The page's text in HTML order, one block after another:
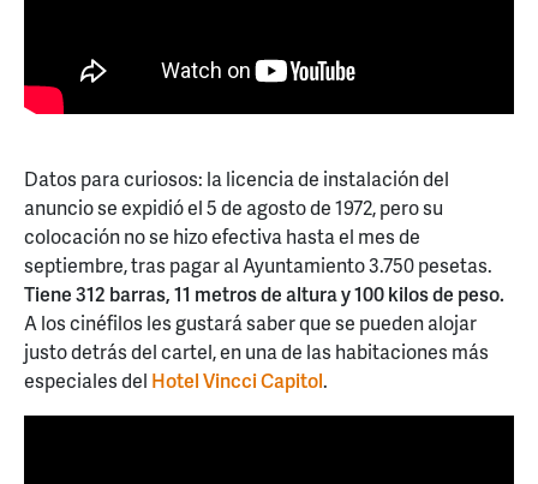
Datos para curiosos: la licencia de instalación del
anuncio se expidió el 5 de agosto de 1972, pero su
colocación no se hizo efectiva hasta el mes de
septiembre, tras pagar al Ayuntamiento 3.750 pesetas.
Tiene 312 barras, 11 metros de altura y 100 kilos de peso.
A los cinéfilos les gustará saber que se pueden alojar
justo detrás del cartel, en una de las habitaciones más
especiales del Hotel Vincci Capitol.